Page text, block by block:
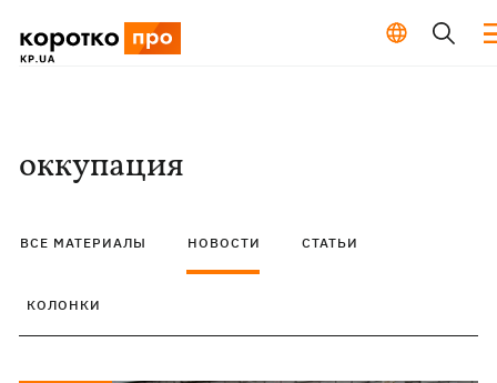
оккупация
ВСЕ МАТЕРИАЛЫ НОВОСТИ СТАТЬИ
КОЛОНКИ